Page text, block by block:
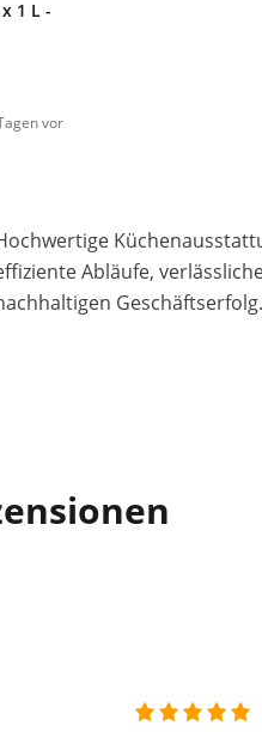
1 L -
vor
Abläufe,
Geschäftserfolg.